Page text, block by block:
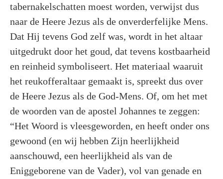
tabernakelschatten moest worden, verwijst dus
naar de Heere Jezus als de onverderfelijke Mens.
Dat Hij tevens God zelf was, wordt in het altaar
uitgedrukt door het goud, dat tevens kostbaarheid
en reinheid symboliseert. Het materiaal waaruit
het reukofferaltaar gemaakt is, spreekt dus over
de Heere Jezus als de God-Mens. Of, om het met
de woorden van de apostel Johannes te zeggen:
“Het Woord is vleesgeworden, en heeft onder ons
gewoond (en wij hebben Zijn heerlijkheid
aanschouwd, een heerlijkheid als van de
Eniggeborene van de Vader), vol van genade en